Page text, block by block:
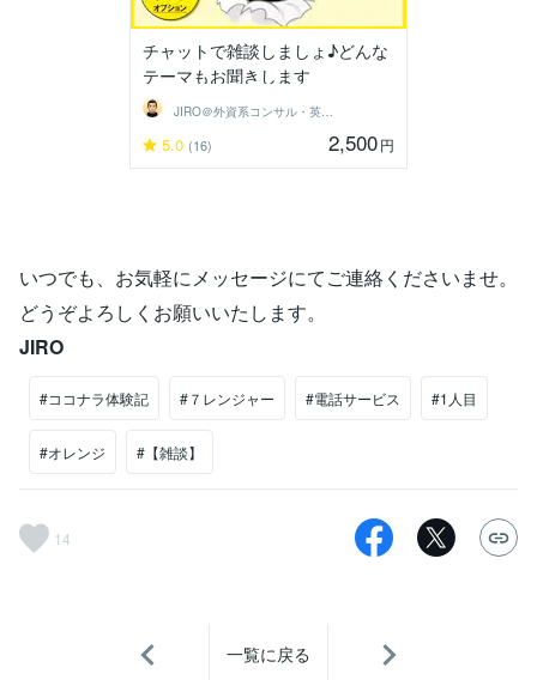
チャットで雑談しましょ♪どんな
テーマもお聞きします
JIRO＠外資系コンサル・英語育児
5.0 (16) 2,500円
いつでも、お気軽にメッセージにてご連絡くださいませ。
どうぞよろしくお願いいたします。
JIRO
#ココナラ体験記 #７レンジャー #電話サービス #1人目
#オレンジ #【雑談】
14
一覧に戻る